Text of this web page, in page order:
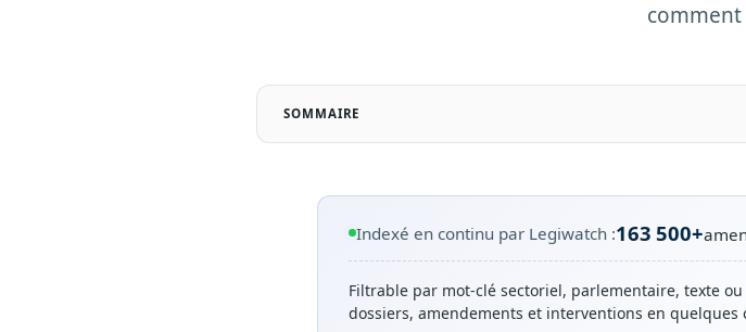
comment
SOMMAIRE
Indexé en continu par Legiwatch :163 500+
Filtrable par mot-clé sectoriel, parlementaire, texte
dossiers, amendements et interventions en quelques